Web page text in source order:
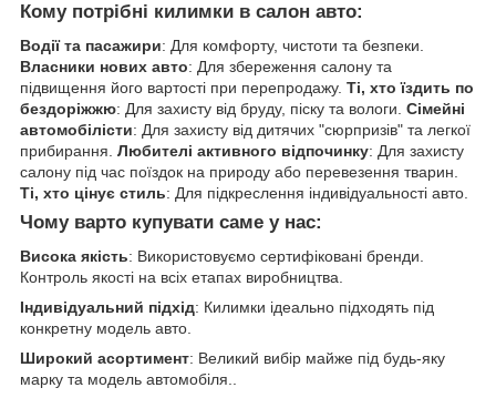
Кому потрібні килимки в салон авто:
Водії та пасажири: Для комфорту, чистоти та безпеки.
Власники нових авто: Для збереження салону та
підвищення його вартості при перепродажу. Ті, хто їздить по
бездоріжжю: Для захисту від бруду, піску та вологи. Сімейні
автомобілісти: Для захисту від дитячих "сюрпризів" та легкої
прибирання. Любителі активного відпочинку: Для захисту
салону під час поїздок на природу або перевезення тварин.
Ті, хто цінує стиль: Для підкреслення індивідуальності авто.
Чому варто купувати саме у нас:
Висока якість: Використовуємо сертифіковані бренди.
Контроль якості на всіх етапах виробництва.
Індивідуальний підхід: Килимки ідеально підходять під
конкретну модель авто.
Широкий асортимент: Великий вибір майже під будь-яку
марку та модель автомобіля..